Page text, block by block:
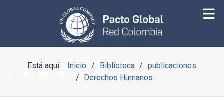
Está aquí: Inicio Biblioteca
publicaciones
Derechos Humanos